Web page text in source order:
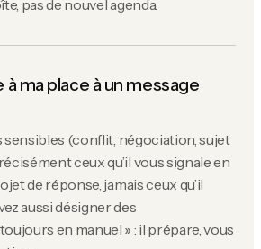
pas de nouvel agenda.
ma place à un message
sensibles (conflit, négociation, sujet
ceux qu’il vous signale en
de réponse, jamais ceux qu’il
aussi désigner des
en manuel » : il prépare, vous